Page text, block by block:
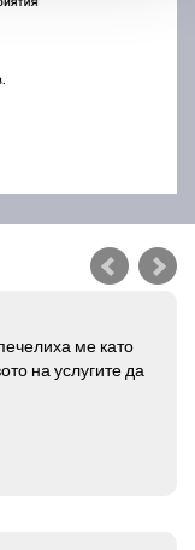
ме като
на услугите да